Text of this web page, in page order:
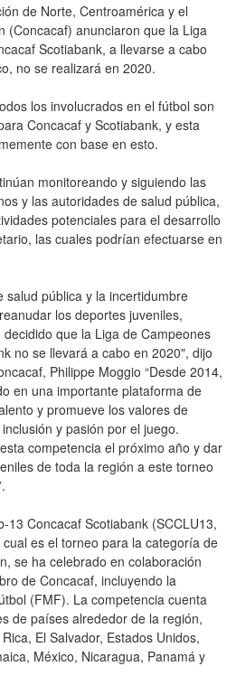
de Norte, Centroamérica y el
(Concacaf) anunciaron que la Liga
Scotiabank, a llevarse a cabo
no se realizará en 2020.
los involucrados en el fútbol son
Concacaf y Scotiabank, y esta
con base en esto.
monitoreando y siguiendo las
y las autoridades de salud pública,
potenciales para el desarrollo
las cuales podrían efectuarse en
salud pública y la incertidumbre
los deportes juveniles,
que la Liga de Campeones
no se llevará a cabo en 2020", dijo
Philippe Moggio “Desde 2014,
en una importante plataforma de
y promueve los valores de
y pasión por el juego.
competencia el próximo año y dar
de toda la región a este torneo
13 Concacaf Scotiabank (SCCLU13,
es el torneo para la categoría de
se ha celebrado en colaboración
de Concacaf, incluyendo la
(FMF). La competencia cuenta
de países alrededor de la región,
El Salvador, Estados Unidos,
México, Nicaragua, Panamá y